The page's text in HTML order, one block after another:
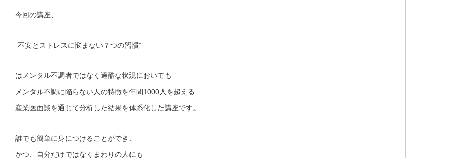
今回の講座、
”不安とストレスに悩まない７つの習慣”
はメンタル不調者ではなく過酷な状況においても
メンタル不調に陥らない人の特徴を年間1000人を超える
産業医面談を通じて分析した結果を体系化した講座です。
誰でも簡単に身につけることができ、
かつ、自分だけではなくまわりの人にも